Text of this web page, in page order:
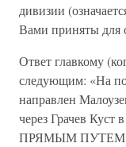
дивизии
Вами приняты для
Ответ главкому
следующим: «На
направлен
через Грачев
ПРЯМЫМ